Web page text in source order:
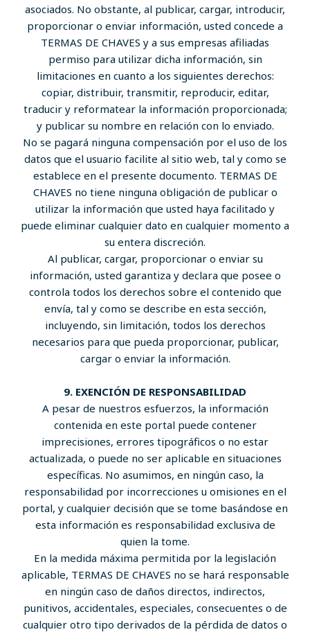
asociados. No obstante, al publicar, cargar, introducir,
proporcionar o enviar información, usted concede a
TERMAS DE CHAVES y a sus empresas afiliadas
permiso para utilizar dicha información, sin
limitaciones en cuanto a los siguientes derechos:
copiar, distribuir, transmitir, reproducir, editar,
traducir y reformatear la información proporcionada;
y publicar su nombre en relación con lo enviado.
No se pagará ninguna compensación por el uso de los
datos que el usuario facilite al sitio web, tal y como se
establece en el presente documento. TERMAS DE
CHAVES no tiene ninguna obligación de publicar o
utilizar la información que usted haya facilitado y
puede eliminar cualquier dato en cualquier momento a
su entera discreción.
Al publicar, cargar, proporcionar o enviar su
información, usted garantiza y declara que posee o
controla todos los derechos sobre el contenido que
envía, tal y como se describe en esta sección,
incluyendo, sin limitación, todos los derechos
necesarios para que pueda proporcionar, publicar,
cargar o enviar la información.
9. EXENCIÓN DE RESPONSABILIDAD
A pesar de nuestros esfuerzos, la información
contenida en este portal puede contener
imprecisiones, errores tipográficos o no estar
actualizada, o puede no ser aplicable en situaciones
específicas. No asumimos, en ningún caso, la
responsabilidad por incorrecciones u omisiones en el
portal, y cualquier decisión que se tome basándose en
esta información es responsabilidad exclusiva de
quien la tome.
En la medida máxima permitida por la legislación
aplicable, TERMAS DE CHAVES no se hará responsable
en ningún caso de daños directos, indirectos,
punitivos, accidentales, especiales, consecuentes o de
cualquier otro tipo derivados de la pérdida de datos o